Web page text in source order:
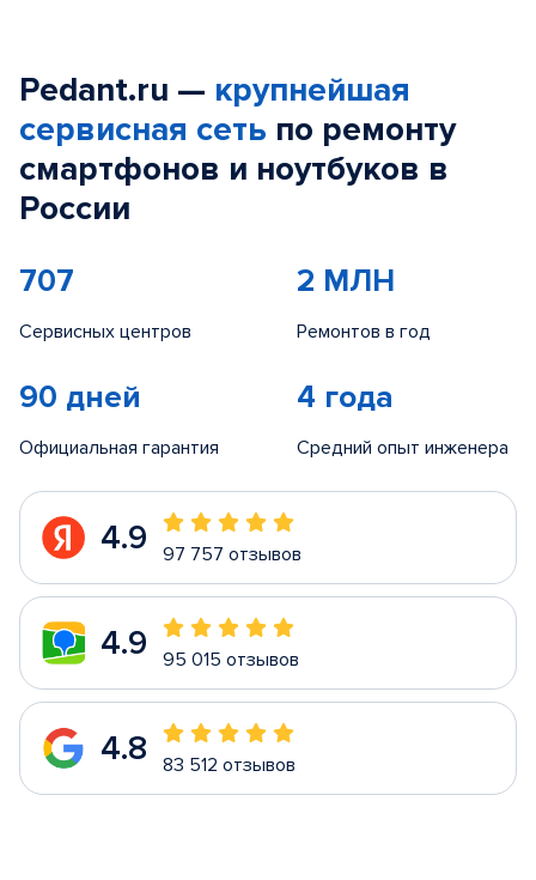
Pedant.ru — крупнейшая
сервисная сеть по ремонту
смартфонов и ноутбуков в
России
707
Сервисных центров
2 МЛН
Ремонтов в год
90 дней
Официальная гарантия
4 года
Средний опыт инженера
4.9 97 757 отзывов
4.9 95 015 отзывов
4.8 83 512 отзывов